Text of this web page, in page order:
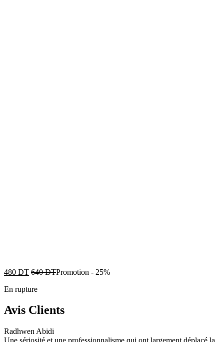
480 DT 640DTPromotion - 25%
En rupture
Avis Clients
Radhwen Abidi